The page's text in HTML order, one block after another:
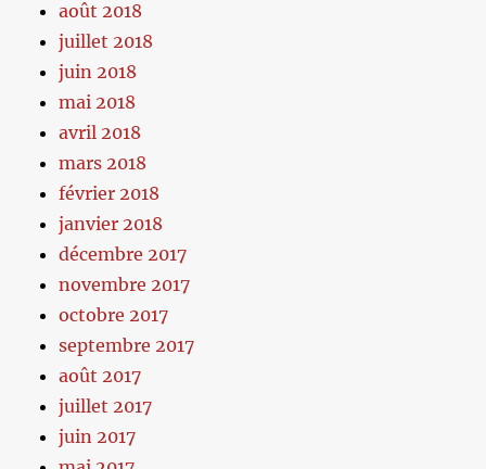
août 2018
juillet 2018
juin 2018
mai 2018
avril 2018
mars 2018
février 2018
janvier 2018
décembre 2017
novembre 2017
octobre 2017
septembre 2017
août 2017
juillet 2017
juin 2017